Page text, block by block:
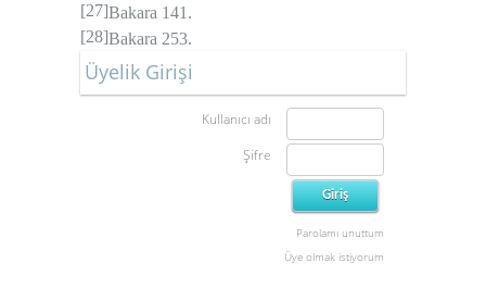
[27]Bakara 141.
[28]Bakara 253.
Üyelik Girişi
Kullanıcı adı
Şifre
Parolamı unuttum
Üye olmak istiyorum